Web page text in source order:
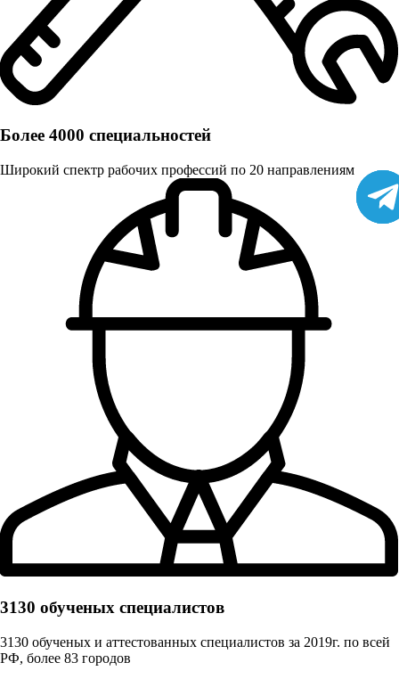
Более 4000 специальностей
Широкий спектр рабочих профессий по 20 направлениям
3130 обученых cпециалистов
3130 обученых и аттестованных специалистов за 2019г. по всей
РФ, более 83 городов